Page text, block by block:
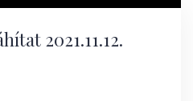
2021.11.12.